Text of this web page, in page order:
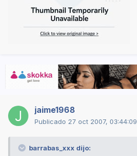
jaime1968
Publicado 27 oct 2007, 03:44:09
barrabas_xxx dijo: